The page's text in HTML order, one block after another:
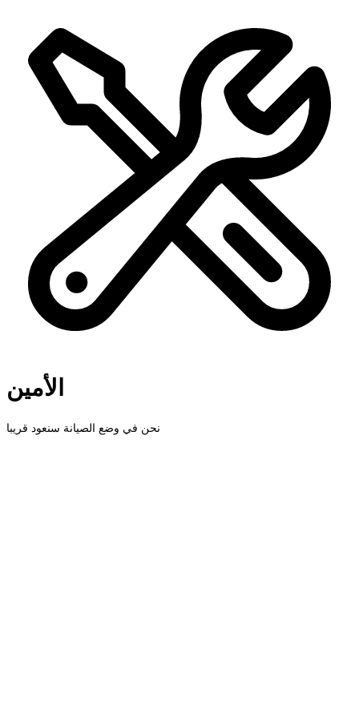
الأمين
نحن في وضع الصيانة سنعود قريبا